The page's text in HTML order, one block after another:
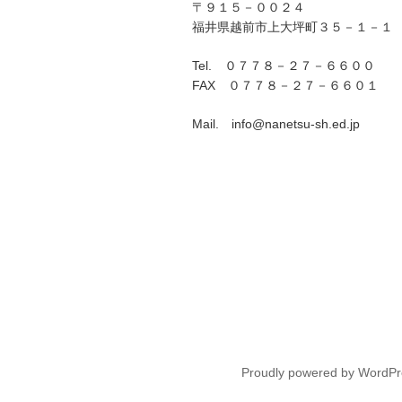
〒９１５－００２４
福井県越前市上大坪町３５－１－１
Tel. ０７７８－２７－６６００
FAX ０７７８－２７－６６０１
Mail. info@nanetsu-sh.ed.jp
Proudly powered by